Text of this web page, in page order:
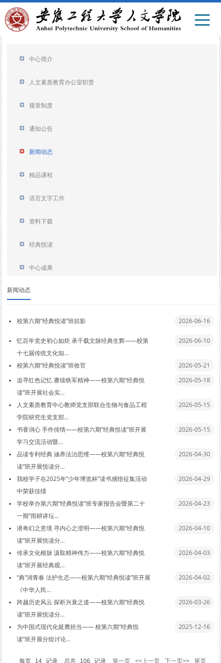
中心简介
人文素质教育办公室职责
规章制度
通知公告
新闻动态
精品课程
语言文字工作
资料下载
经典悦读
中心成果
新闻动态
校第六期“经典悦读”班掠影 2026-06-16
忆百年党史初心如炬 承千载文脉经典生辉——校第
十七届传统文化知...
2026-06-10
校第六期“经典悦读”班收官
2026-05-21
追寻红色记忆 赓续铁军精神——校第六期“经典悦
读”班开展社会实...
2026-05-18
人文素质教育中心教师党支部联合生物与食品工程
学院研究生党支部...
2026-05-15
书香润心 手作传情——校第六期“经典悦读”班开展
学习交流活动暨...
2026-05-15
品读专利经典 涵养法治思维——校第六期“经典悦
读”班开展悦读分...
2026-04-30
我校学子在2025年“少年博览杯”读书感悟征集活动
中荣获佳绩
2026-04-29
学校举办第六期“经典悦读”班专家报告会暨第二十
一期“雨耕讲坛...
2026-04-23
潜奇幻之意境 寻内心之澄明——校第六期“经典悦
读”班开展悦读分...
2026-04-10
传承文化根脉 汲取精神伟力——校第六期“经典悦
读”班开展经典观...
2026-04-03
“典”润青春 法护生态——校第六期“经典悦读”班开展
《中华人民...
2026-04-02
跨越历史风云 探析兴衰之道——校第六期“经典悦
读”班开展悦读分...
2026-03-26
为中国式现代化挺膺担当—— 校第六期“经典悦
读”班开展分组讨论...
2025-12-16
每页 14 记录 总共 106 记录 第一页 <<上一页 下一页>> 尾页